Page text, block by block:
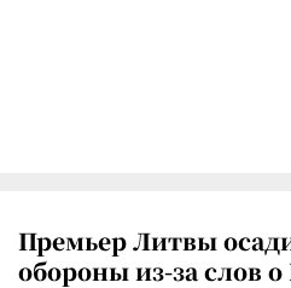
Премьер Литвы
обороны из-за слов о